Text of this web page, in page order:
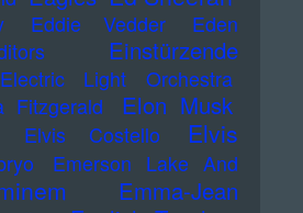
Eddie Vedder
Eden
Einstürzende
Electric Light Orchestra
Fitzgerald Elon Musk
Elvis Costello
Elvis
Emerson Lake And
Emma-Jean